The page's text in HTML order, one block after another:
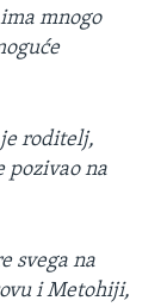
mnogo
roditelj,
pozivao na
svega na
i Metohiji,